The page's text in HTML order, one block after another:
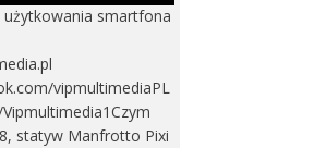
użytkowania smartfona
vipmultimediaPL
statyw Manfrotto Pixi